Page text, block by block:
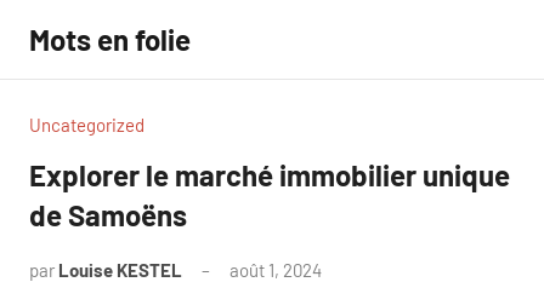
contenu
Mots en folie
Uncategorized
Explorer le marché immobilier unique
de Samoëns
par Louise KESTEL août 1, 2024